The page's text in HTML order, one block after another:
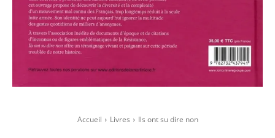
Accueil Livres Ils ont su dire non